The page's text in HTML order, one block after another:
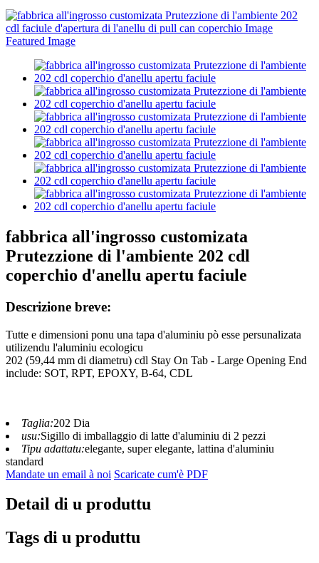
fabbrica all'ingrosso customizata
Prutezzione di l'ambiente 202 cdl
coperchio d'anellu apertu faciule
Descrizione breve:
Tutte e dimensioni ponu una tapa d'aluminiu pò esse persunalizata
utilizendu l'aluminiu ecologicu
202 (59,44 mm di diametru) cdl Stay On Tab - Large Opening End
include: SOT, RPT, EPOXY, B-64, CDL
Taglia:202 Dia
usu:Sigillo di imballaggio di latte d'aluminiu di 2 pezzi
Tipu adattatu:elegante, super elegante, lattina d'aluminiu
standard
Mandate un email à noi Scaricate cum'è PDF
Detail di u produttu
Tags di u produttu